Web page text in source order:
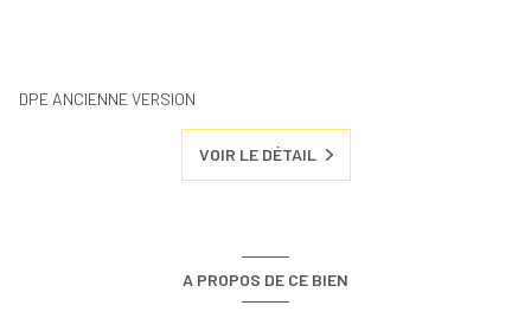
DPE ANCIENNE VERSION
VOIR LE DÉTAIL
A PROPOS DE CE BIEN